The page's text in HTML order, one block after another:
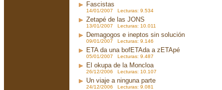
Fascistas
14/01/2007 Lecturas: 9.534
Zetapé de las JONS
13/01/2007 Lecturas: 10.011
Demagogos e ineptos sin solución
09/01/2007 Lecturas: 9.146
ETA da una bofETAda a zETApé
05/01/2007 Lecturas: 9.487
El okupa de la Moncloa
26/12/2006 Lecturas: 10.107
Un viaje a ninguna parte
24/12/2006 Lecturas: 9.081